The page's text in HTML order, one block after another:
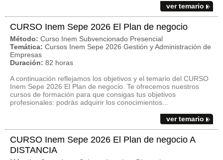
ver temario
CURSO Inem Sepe 2026 El Plan de negocio
Método: Curso Inem Subvencionado Presencial
Temática: Cursos Inem Sepe 2026 Gestión y Administración de
Empresas
Duración: 82 horas
A continuación reflejamos los objetivos y el temario del CURSO
Inem Sepe 2026 El Plan de negocio. Te ofrecemos nuestros
cursos de formación para que consigas tus objetivos
profesionales: podrás adquirir los conocimientos...
ver temario
CURSO Inem Sepe 2026 El Plan de negocio A
DISTANCIA